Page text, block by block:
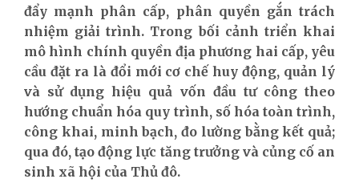
đẩy mạnh phân cấp, phân quyền gắn trách
nhiệm giải trình. Trong bối cảnh triển khai
mô hình chính quyền địa phương hai cấp, yêu
cầu đặt ra là đổi mới cơ chế huy động, quản lý
và sử dụng hiệu quả vốn đầu tư công theo
hướng chuẩn hóa quy trình, số hóa toàn trình,
công khai, minh bạch, đo lường bằng kết quả;
qua đó, tạo động lực tăng trưởng và củng cố an
sinh xã hội của Thủ đô.